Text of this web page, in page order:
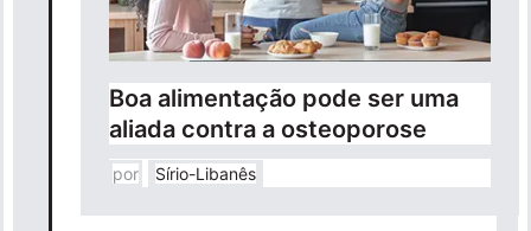
Boa alimentação pode ser uma
aliada contra a osteoporose
por Sírio-Libanês